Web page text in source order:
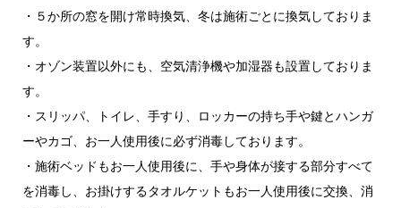
・５か所の窓を開け常時換気、冬は施術ごとに換気しておりま
す。
・オゾン装置以外にも、空気清浄機や加湿器も設置しておりま
す。
・スリッパ、トイレ、手すり、ロッカーの持ち手や鍵とハンガ
ーやカゴ、お一人使用後に必ず消毒しております。
・施術ベッドもお一人使用後に、手や身体が接する部分すべて
を消毒し、お掛けするタオルケットもお一人使用後に交換、消